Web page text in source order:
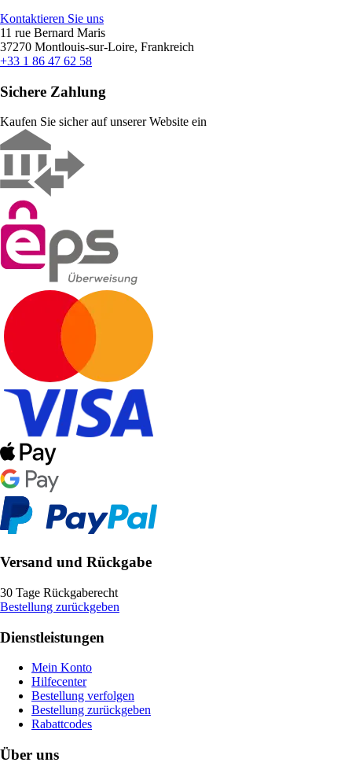
Kontaktieren Sie uns
11 rue Bernard Maris
37270 Montlouis-sur-Loire, Frankreich
+33 1 86 47 62 58
Sichere Zahlung
Kaufen Sie sicher auf unserer Website ein
Versand und Rückgabe
30 Tage Rückgaberecht
Bestellung zurückgeben
Dienstleistungen
Mein Konto
Hilfecenter
Bestellung verfolgen
Bestellung zurückgeben
Rabattcodes
Über uns